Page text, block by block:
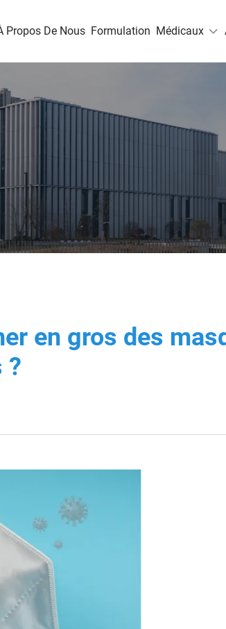
Propos De Nous Formulation Médicaux
en gros des
?